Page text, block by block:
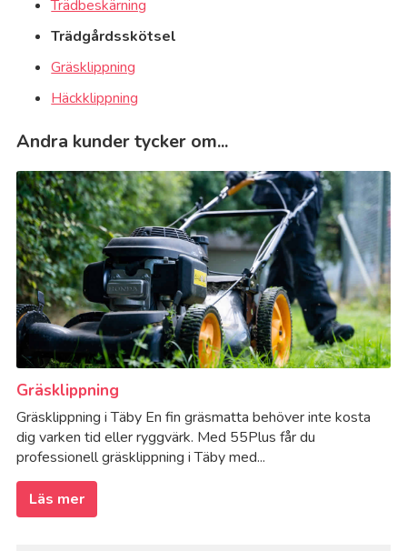
Trädbeskärning
Trädgårdsskötsel
Gräsklippning
Häckklippning
Andra kunder tycker om...
Gräsklippning
Gräsklippning i Täby En fin gräsmatta behöver inte kosta
dig varken tid eller ryggvärk. Med 55Plus får du
professionell gräsklippning i Täby med...
Läs mer